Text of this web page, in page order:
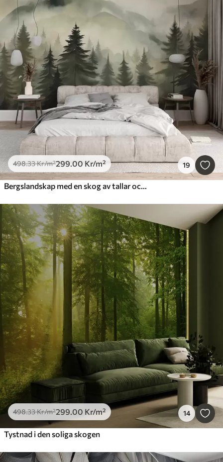
498.33Kr/m²299.00 Kr/m² 19
Bergslandskap med en skog av tallar och skiktade berg under gryning med lätt dimma akvarell imitationskonst
498.33Kr/m²299.00 Kr/m² 14
Tystnad i den soliga skogen